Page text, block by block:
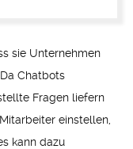
sie Unternehmen
Chatbots
Fragen liefern
einstellen,
kann dazu